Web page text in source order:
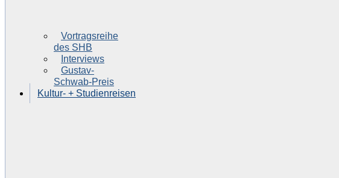
Vortragsreihe
des SHB
Interviews
Gustav-
Schwab-Preis
Kultur- + Studienreisen